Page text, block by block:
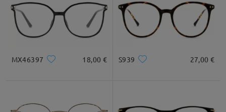
anzeigen
Bewertung schreiben
MX46397 18,00 € S939 27,00 €